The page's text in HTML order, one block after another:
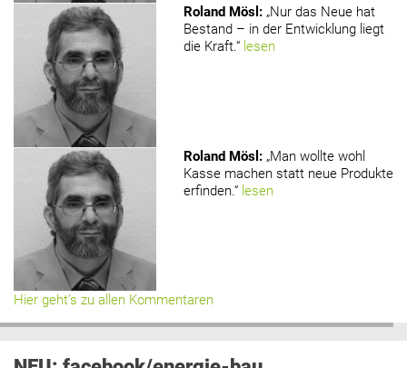
Roland Mösl : „Nur das Neue hat
Bestand – in der Entwicklung liegt
die Kraft.“ lesen
Roland Mösl : „Man wollte wohl
Kasse machen statt neue Produkte
erfinden.“ lesen
Hier geht’s zu allen Kommentaren